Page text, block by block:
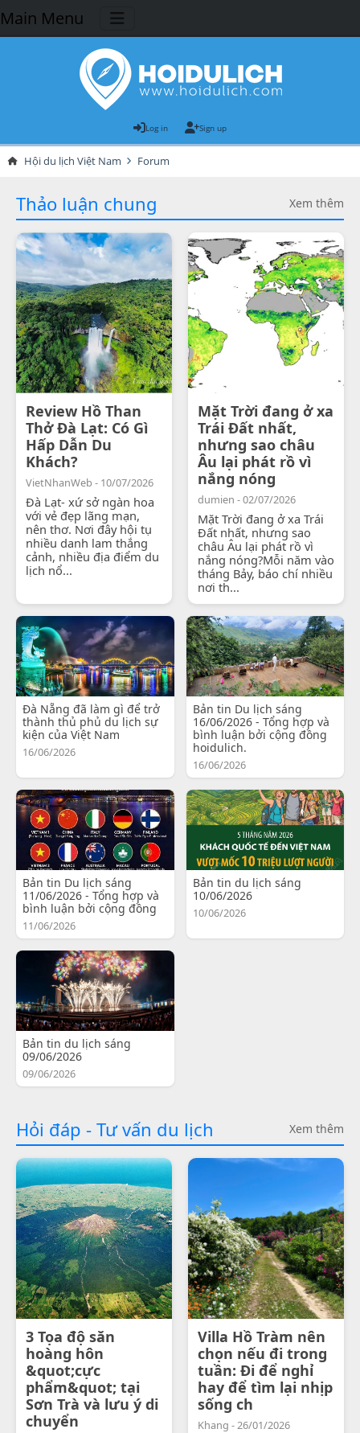
Main Menu
Log in Sign up
Hội du lịch Việt Nam Forum
Thảo luận chung Xem thêm
Review Hồ Than
Thở Đà Lạt: Có Gì
Hấp Dẫn Du
Khách?
VietNhanWeb - 10/07/2026
Đà Lạt- xứ sở ngàn hoa
với vẻ đẹp lãng mạn,
nên thơ. Nơi đây hội tụ
nhiều danh lam thắng
cảnh, nhiều địa điểm du
lịch nổ...
Mặt Trời đang ở xa
Trái Đất nhất,
nhưng sao châu
Âu lại phát rồ vì
nắng nóng
dumien - 02/07/2026
Mặt Trời đang ở xa Trái
Đất nhất, nhưng sao
châu Âu lại phát rồ vì
nắng nóng?Mỗi năm vào
tháng Bảy, báo chí nhiều
nơi th...
Đà Nẵng đã làm gì để trở
thành thủ phủ du lịch sự
kiện của Việt Nam
16/06/2026
Bản tin Du lịch sáng
16/06/2026 - Tổng hợp và
bình luận bởi cộng đồng
hoidulich.
16/06/2026
Bản tin Du lịch sáng
11/06/2026 - Tổng hợp và
bình luận bởi cộng đồng
11/06/2026
Bản tin du lịch sáng
10/06/2026
10/06/2026
Bản tin du lịch sáng
09/06/2026
09/06/2026
Hỏi đáp - Tư vấn du lịch Xem thêm
3 Tọa độ săn
hoàng hôn
&quot;cực
phẩm&quot; tại
Sơn Trà và lưu ý di
chuyển
Villa Hồ Tràm nên
chọn nếu đi trong
tuần: Đi để nghỉ
hay để tìm lại nhịp
sống ch
Khang - 26/01/2026